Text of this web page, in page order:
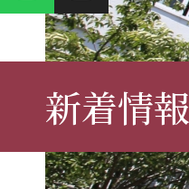
新着情報